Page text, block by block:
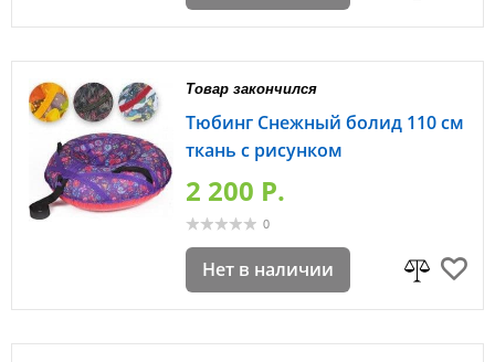
Товар закончился
Тюбинг Снежный болид 110 см
ткань с рисунком
2 200 P.
0
Нет в наличии